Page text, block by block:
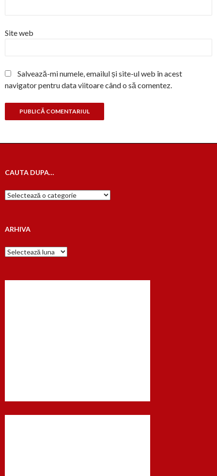
Site web
Salvează-mi numele, emailul și site-ul web în acest
navigator pentru data viitoare când o să comentez.
CAUTA DUPA…
Cauta
dupa…
ARHIVA
Arhiva